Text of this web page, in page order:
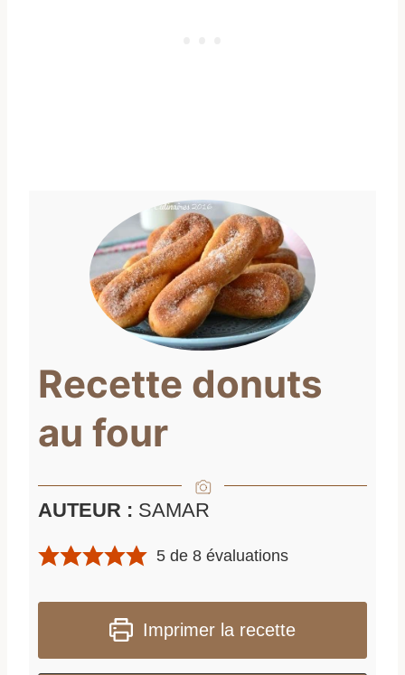
Recette donuts
au four
AUTEUR : SAMAR
5 de8 évaluations
Imprimer la recette